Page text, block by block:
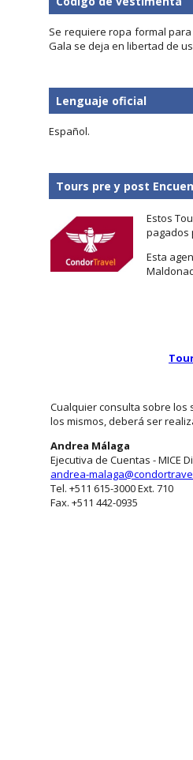
Se requiere ropa formal
Gala se deja en libertad de
Lenguaje oficial
Español.
Tours pre y post
Estos
pagados
Esta
Cualquier consulta sobre los
los mismos, deberá ser
Andrea Málaga
Ejecutiva de Cuentas - MICE
andrea-
Tel. +511 615-3000 Ext. 710
Fax. +511 442-0935